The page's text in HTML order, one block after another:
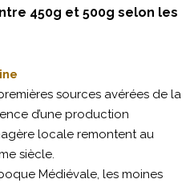
450g et 500g selon les
sources avérées de la
d’une production
locale remontent au
siècle.
Médiévale, les moines